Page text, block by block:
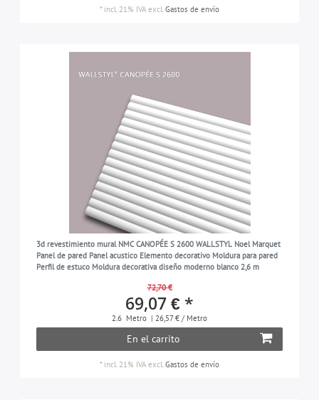
* incl. 21% IVA excl. Gastos de envío
3d revestimiento mural NMC CANOPÉE S 2600 WALLSTYL Noel Marquet
Panel de pared Panel acustico Elemento decorativo Moldura para pared
Perfil de estuco Moldura decorativa diseño moderno blanco 2,6 m
72,70 €
69,07 € *
2.6 Metro | 26,57 € / Metro
En el carrito
* incl. 21% IVA excl.Gastos de envío